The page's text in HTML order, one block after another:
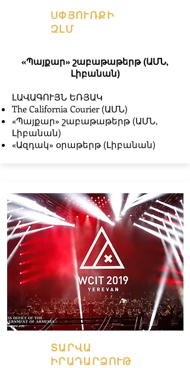
«Պայքար» շաբաթաթերթ (ԱՄՆ,
Լիբանան)
ԼԱՎԱԳՈՒՅՆ ԵՌՅԱԿ
The California Courier (ԱՄՆ)
«Պայքար» շաբաթաթերթ (ԱՄՆ,
Լիբանան)
«Ազդակ» օրաթերթ (Լիբանան)
ՍՓՅՈՒՌՔԻ
ԶԼՄ
ՏԱՐՎԱ
ԻՐԱԴԱՐՁՈՒԹ